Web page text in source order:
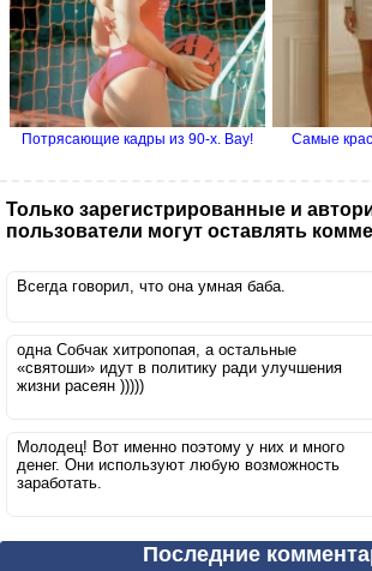
Потрясающие кадры из 90-х. Вау! Самые
Только зарегистрированные и
пользователи могут оставлять
Всегда говорил, что она умная баба.
одна Собчак хитропопая, а остальные
«святоши» идут в политику ради улучшения
жизни расеян )))))
Молодец! Вот именно поэтому у них и много
денег. Они используют любую возможность
заработать.
Последние